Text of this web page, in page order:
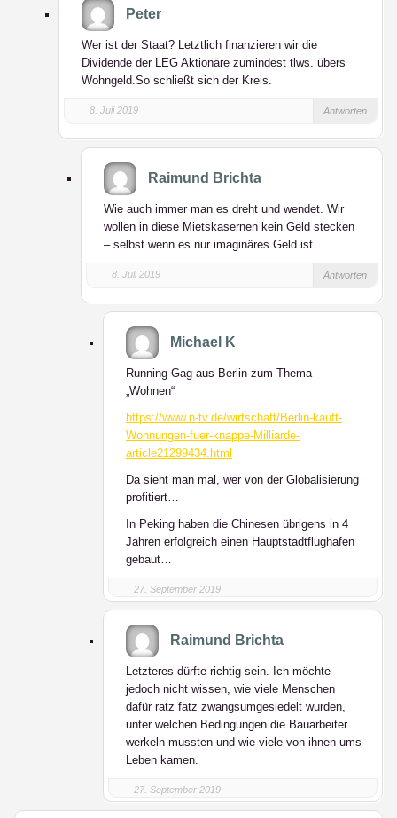
Peter
Wer ist der Staat? Letztlich finanzieren wir die
Dividende der LEG Aktionäre zumindest tlws. übers
Wohngeld.So schließt sich der Kreis.
8. Juli 2019 Antworten
Raimund Brichta
Wie auch immer man es dreht und wendet. Wir
wollen in diese Mietskasernen kein Geld stecken
– selbst wenn es nur imaginäres Geld ist.
8. Juli 2019 Antworten
Michael K
Running Gag aus Berlin zum Thema
„Wohnen“
https://www.n-tv.de/wirtschaft/Berlin-kauft-
Wohnungen-fuer-knappe-Milliarde-
article21299434.html
Da sieht man mal, wer von der Globalisierung
profitiert…
In Peking haben die Chinesen übrigens in 4
Jahren erfolgreich einen Hauptstadtflughafen
gebaut…
27. September 2019
Raimund Brichta
Letzteres dürfte richtig sein. Ich möchte
jedoch nicht wissen, wie viele Menschen
dafür ratz fatz zwangsumgesiedelt wurden,
unter welchen Bedingungen die Bauarbeiter
werkeln mussten und wie viele von ihnen ums
Leben kamen.
27. September 2019